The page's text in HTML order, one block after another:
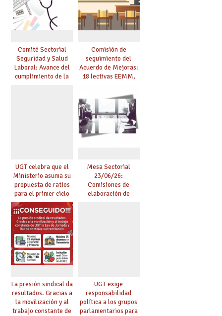
Comité Sectorial
Seguridad y Salud
Laboral: Avance del
cumplimiento de la
Comisión de
seguimiento del
Acuerdo de Mejoras:
18 lectivas EEMM,
mayores 55 y pilotaje
en centros
tensionados
UGT celebra que el
Ministerio asuma su
propuesta de ratios
para el primer ciclo
de Infantil y pide
extender la misma
ambición al resto de
etapas
Mesa Sectorial
23/06/26:
Comisiones de
elaboración de
La presión sindical da
resultados. Gracias a
la movilización y al
trabajo constante de
UGT exige
responsabilidad
política a los grupos
parlamentarios para